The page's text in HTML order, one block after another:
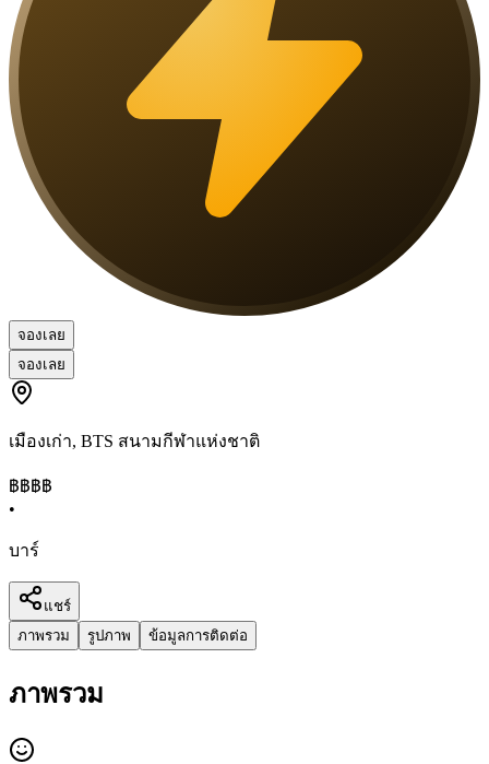
จองเลย
จองเลย
เมืองเก่า, BTS สนามกีฬาแห่งชาติ
฿฿฿฿
•
บาร์
แชร์
ภาพรวม
รูปภาพ ข้อมูลการติดต่อ
ภาพรวม